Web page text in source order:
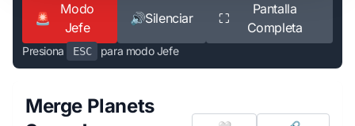
🚨
Modo
Jefe
🔊Silenciar ⛶
Pantalla
Completa
Presiona ESC para modo Jefe
Merge Planets